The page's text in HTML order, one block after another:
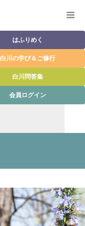
はふりめく
白川の学び＆ご修行
白川問答集
会員ログイン